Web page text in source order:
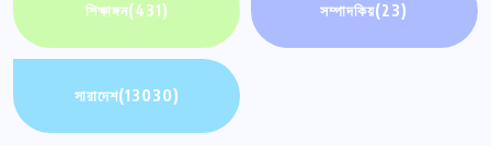
শিক্ষাঙ্গন(431) সম্পাদকিয়(23)
সারাদেশ(13030)